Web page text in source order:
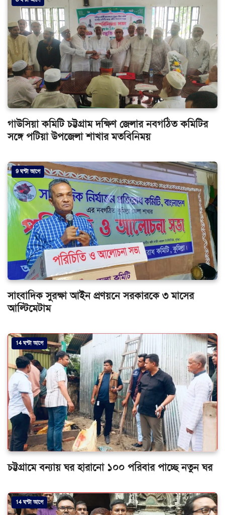
গাউসিয়া কমিটি চট্টগ্রাম দক্ষিণ জেলার নবগঠিত কমিটির
সঙ্গে পটিয়া উপজেলা শাখার মতবিনিময়
9 ঘন্টা আগে
সাংবাদিক সুরক্ষা আইন প্রণয়নে সরকারকে ৩ মাসের
আল্টিমেটাম
14 ঘন্টা আগে
চট্টগ্রামে বন্যায় ঘর হারানো ১০০ পরিবার পাচ্ছে নতুন ঘর
14 ঘন্টা আগে